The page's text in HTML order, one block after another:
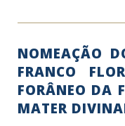
NOMEAÇÃO
FRANCO
FORÂNEO DA
MATER